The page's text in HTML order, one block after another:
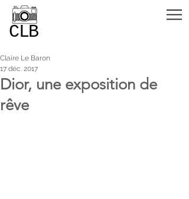
CLB
Dior, une exposition de
rêve
Claire Le Baron
17 déc. 2017